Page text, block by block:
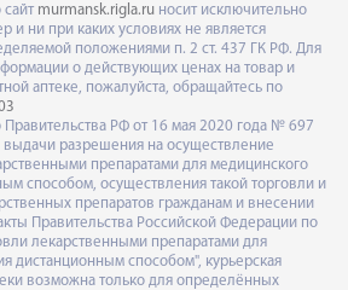
murmansk.rigla.ru носит исключительно
и ни при каких условиях не является
положениями п. 2 ст. 437 ГК РФ. Для
о действующих ценах на товар и
аптеке, пожалуйста, обращайтесь по
РФ от 16 мая 2020 года № 697
разрешения на осуществление
препаратами для медицинского
способом, осуществления такой торговли и
препаратов гражданам и внесении
Правительства Российской Федерации по
лекарственными препаратами для
дистанционным способом", курьерская
возможна только для определённых